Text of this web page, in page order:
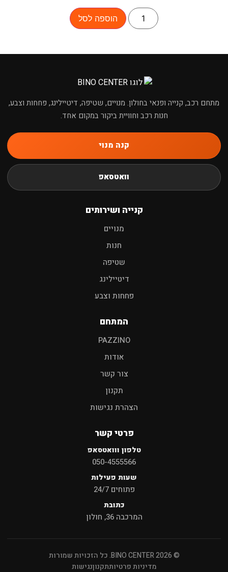
מחפשים מוצר לרכב?
חיפוש
הוספה לסל
מתחם רכב, קנייה ופנאי בחולון. מנויים, שטיפה, דיטיילינג, פחחות וצבע,
חנות רכב וחוויית ביקור במקום אחד.
קנה מנוי
וואטסאפ
קנייה ושירותים
מנויים
חנות
שטיפה
דיטיילינג
פחחות וצבע
המתחם
PAZZINO
אודות
צור קשר
תקנון
הצהרת נגישות
פרטי קשר
טלפון ווואטסאפ
050-4555566
שעות פעילות
פתוחים 24/7
כתובת
המרכבה 36, חולון
© 2026 BINO CENTER. כל הזכויות שמורות
מדיניות פרטיותתקנוןנגישות